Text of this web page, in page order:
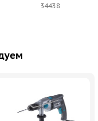
34438